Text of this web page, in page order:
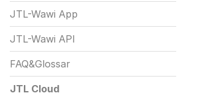
JTL-Wawi App
JTL-Wawi API
FAQ&Glossar
JTL Cloud